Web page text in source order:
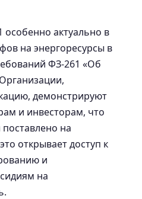
актуально в
на энергоресурсы в
ФЗ-261 «Об
демонстрируют
и инвесторам, что
на
открывает доступ к
и
на